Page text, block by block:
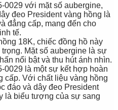
0029 với mặt số aubergine,
đeo President vàng hồng là
đẳng cấp, mang đến cho
tế.
18K, chiếc đồng hồ này
Mặt số aubergine là sự
nổi bật và thu hút ánh nhìn.
0029 là một sự kết hợp hoàn
cấp. Với chất liệu vàng hồng
đáo và dây đeo President
là biểu tượng của sự sang